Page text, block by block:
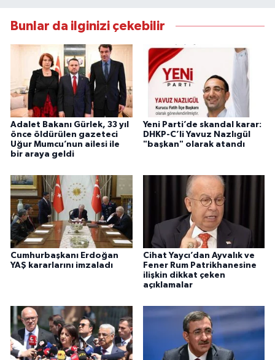
Bunlar da ilginizi çekebilir
Adalet Bakanı Gürlek, 33 yıl
önce öldürülen gazeteci
Uğur Mumcu’nun ailesi ile
bir araya geldi
Yeni Parti’de skandal karar:
DHKP-C’li Yavuz Nazlıgül
"başkan" olarak atandı
Cumhurbaşkanı Erdoğan
YAŞ kararlarını imzaladı
Cihat Yaycı’dan Ayvalık ve
Fener Rum Patrikhanesine
ilişkin dikkat çeken
açıklamalar